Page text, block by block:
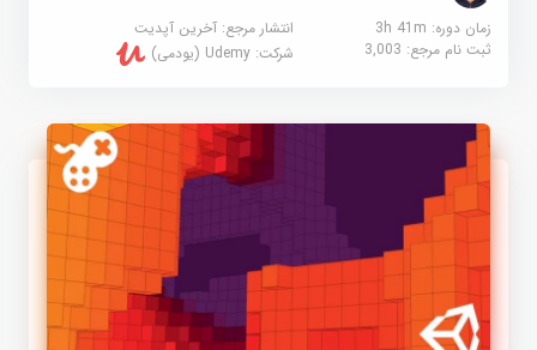
زمان دوره: 3h 41m
انتشار مرجع:آخرین آپدیت
ثبت نام مرجع:3,003 شرکت:Udemy (یودمی)